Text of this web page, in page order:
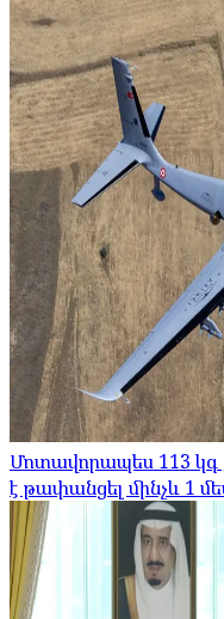
Մոտավորապես 113 կգ
է թափանցել մինչև 1